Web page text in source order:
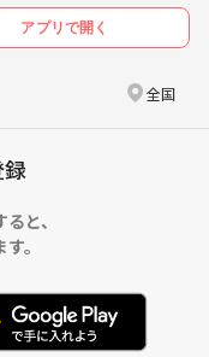
アプリで開く
全国
と、
。